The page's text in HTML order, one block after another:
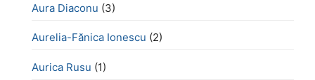
Aura Diaconu (3)
Aurelia-Fănica Ionescu (2)
Aurica Rusu (1)